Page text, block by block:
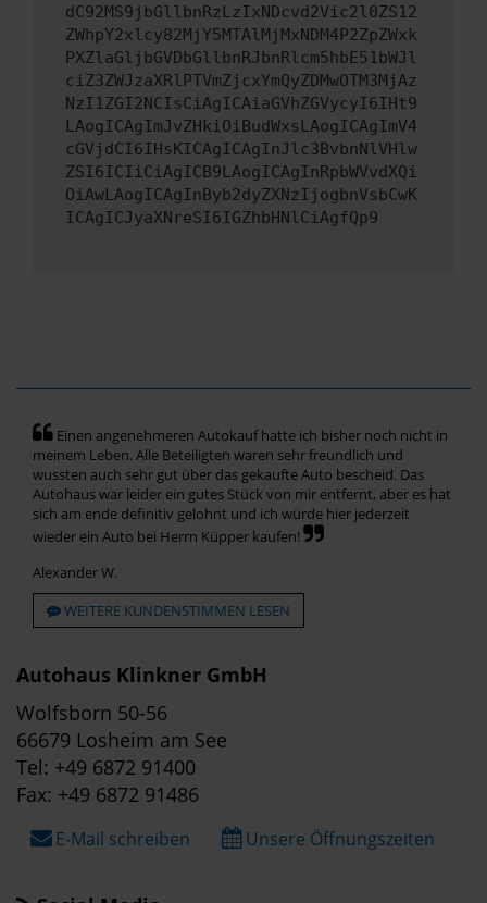
dC92MS9jbGllbnRzLzIxNDcvd2Vic2l0ZS12
ZWhpY2xlcy82MjY5MTAlMjMxNDM4P2ZpZWxk
PXZlaGljbGVDbGllbnRJbnRlcm5hbE51bWJl
ciZ3ZWJzaXRlPTVmZjcxYmQyZDMwOTM3MjAz
NzI1ZGI2NCIsCiAgICAiaGVhZGVycyI6IHt9
LAogICAgImJvZHkiOiBudWxsLAogICAgImV4
cGVjdCI6IHsKICAgICAgInJlc3BvbnNlVHlw
ZSI6ICIiCiAgICB9LAogICAgInRpbWVvdXQi
OiAwLAogICAgInByb2dyZXNzIjogbnVsbCwK
ICAgICJyaXNreSI6IGZhbHNlCiAgfQp9
Einen angenehmeren Autokauf hatte ich bisher noch nicht in
meinem Leben. Alle Beteiligten waren sehr freundlich und
wussten auch sehr gut über das gekaufte Auto bescheid. Das
Autohaus war leider ein gutes Stück von mir entfernt, aber es hat
sich am ende definitiv gelohnt und ich würde hier jederzeit
wieder ein Auto bei Herrn Küpper kaufen!
Alexander W.
WEITERE KUNDENSTIMMEN LESEN
Autohaus Klinkner GmbH
Wolfsborn 50-56
66679 Losheim am See
Tel: +49 6872 91400
Fax: +49 6872 91486
E-Mail schreiben Unsere Öffnungszeiten